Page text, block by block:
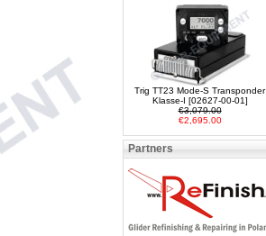
Trig TT23 Mode-S Transponder
Klasse-I [02627-00-01]
€3,079.00
€2,695.00
Partners